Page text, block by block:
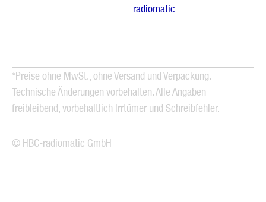
radiomatic
*Preise ohne MwSt., ohne Versand und Verpackung.
Technische Änderungen vorbehalten. Alle Angaben
freibleibend, vorbehaltlich Irrtümer und Schreibfehler.
© HBC-radiomatic GmbH